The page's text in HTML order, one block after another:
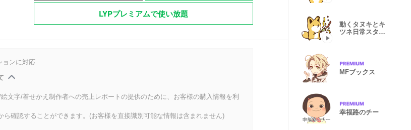
LYPプレミアムで使い放題
ョンに対応
文字/着せかえ制作者への売上レポートの提供のために、お客様の購入情報を利
ら確認することができます。(お客様を直接識別可能な情報は含まれません)
動くタヌキとキ
ツネ日常スタン
MFブックス
幸福路のチー